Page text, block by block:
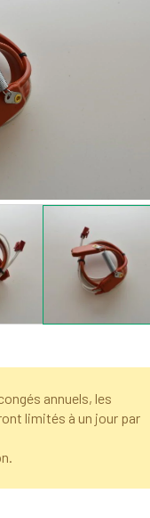
annuels, les
limités à un jour par